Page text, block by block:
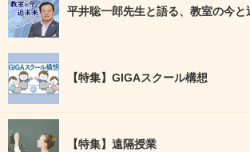
平井聡一郎先生と語る、教室の今と
【特集】GIGAスクール構想
【特集】遠隔授業